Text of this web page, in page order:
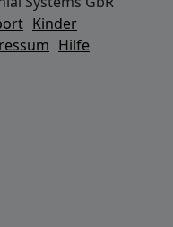
Kinder
Hilfe